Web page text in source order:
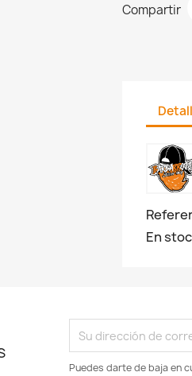
Compartir
En
Puedes darte de baja en